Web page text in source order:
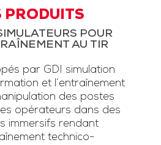
PRODUITS
POUR
AU TIR
par GDI simulation
et l’entraînement
des postes
opérateurs dans des
immersifs rendant
technico-